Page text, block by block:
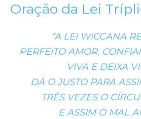
Oração da Lei
“A LEI WICCANA
PERFEITO AMOR,
VIVA E DEIXA
DÁ O JUSTO PARA
TRÊS VEZES O
E ASSIM O MAL